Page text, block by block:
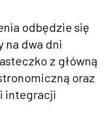
odbędzie się
na dwa dni
z główną
oraz
integracji